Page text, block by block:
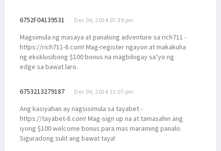
6752F04139531 Dec 06, 2024 07:38 pm
Magsimula ng masaya at panalong adventure sa rich711 -
https://rich711-8.com! Mag-register ngayon at makakuha
ng eksklusibong $100 bonus na magbibigay sa’yo ng
edge sa bawat laro.
6753213279187 Dec 06, 2024 11:07 pm
Ang kasiyahan ay nagsisimula sa tayabet -
https://tayabet-8.com! Mag-sign up na at tamasahin ang
iyong $100 welcome bonus para mas maraming panalo.
Siguradong sulit ang bawat taya!